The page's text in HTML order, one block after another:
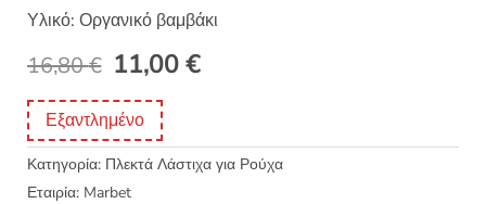
Υλικό: Οργανικό βαμβάκι
16,80€ Original
price
was:
16,80 €.
11,00€Η
τιμή
είναι:
Εξαντλημένο
Κατηγορία: Πλεκτά Λάστιχα για Ρούχα
Εταιρία: Marbet